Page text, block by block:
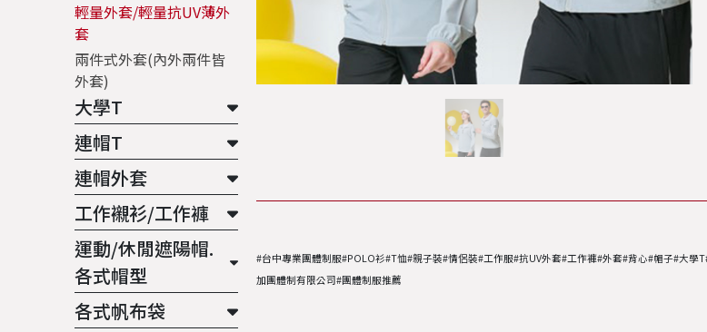
輕量外套/輕量抗UV薄外
套
兩件式外套(內外兩件皆
外套)
大學T
連帽T
連帽外套
工作襯衫/工作褲
運動/休閒遮陽帽.
各式帽型
各式帆布袋
#台中專業團體制服#POLO衫#T恤#親子裝#情侶裝#工作服#抗UV外套#工作褲#外套#背心#帽子#大
加團體制有限公司#團體制服推薦